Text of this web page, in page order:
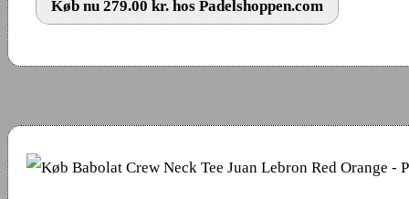
Køb nu 279.00 kr. hos Padelshoppen.com